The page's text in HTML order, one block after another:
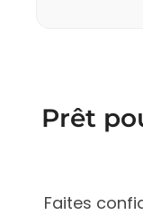
Prêt
Faites